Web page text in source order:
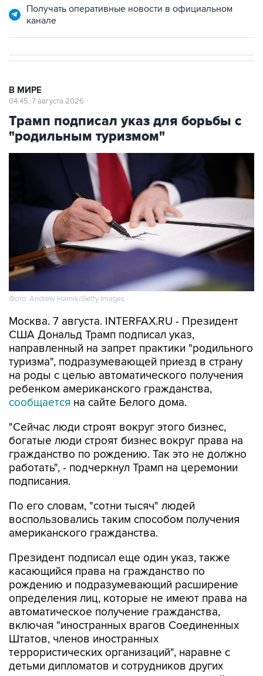
Получать оперативные новости в официальном
канале
В МИРЕ
04:45, 7 августа 2026
Трамп подписал указ для борьбы с
"родильным туризмом"
Фото: Andrew Harnik/Getty Images
Москва. 7 августа. INTERFAX.RU - Президент
США Дональд Трамп подписал указ,
направленный на запрет практики "родильного
туризма", подразумевающей приезд в страну
на роды с целью автоматического получения
ребенком американского гражданства,
сообщается на сайте Белого дома.
"Сейчас люди строят вокруг этого бизнес,
богатые люди строят бизнес вокруг права на
гражданство по рождению. Так это не должно
работать", - подчеркнул Трамп на церемонии
подписания.
По его словам, "сотни тысяч" людей
воспользовались таким способом получения
американского гражданства.
Президент подписал еще один указ, также
касающийся права на гражданство по
рождению и подразумевающий расширение
определения лиц, которые не имеют права на
автоматическое получение гражданства,
включая "иностранных врагов Соединенных
Штатов, членов иностранных
террористических организаций", наравне с
детьми дипломатов и сотрудников других